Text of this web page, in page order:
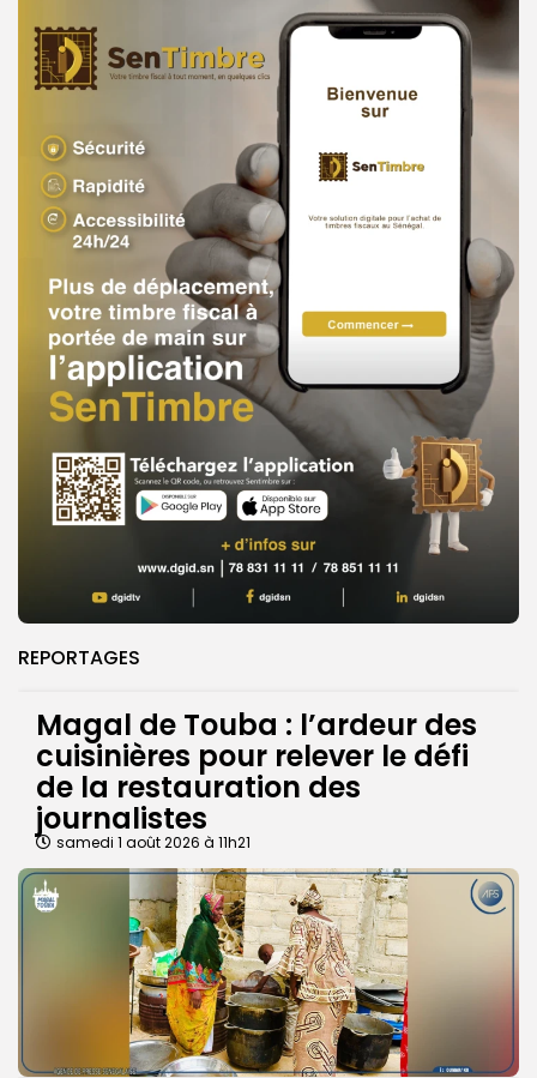
REPORTAGES
Magal de Touba : l’ardeur des
cuisinières pour relever le défi
de la restauration des
journalistes
samedi 1 août 2026 à 11h21